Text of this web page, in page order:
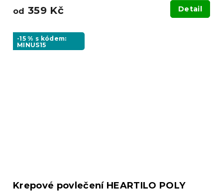
od 359 Kč Detail
-15 % s kódem:
MINUS15
Krepové povlečení HEARTILO POLY